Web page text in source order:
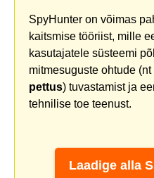
SpyHunter on võimas
kaitsmise tööriist, mille
kasutajatele süsteemi
mitmesuguste ohtude (nt
pettus) tuvastamist ja
tehnilise toe teenust.
Laadige alla